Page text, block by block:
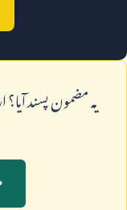
يہ مضمون پسند